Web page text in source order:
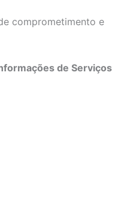
comprometimento e
de Serviços